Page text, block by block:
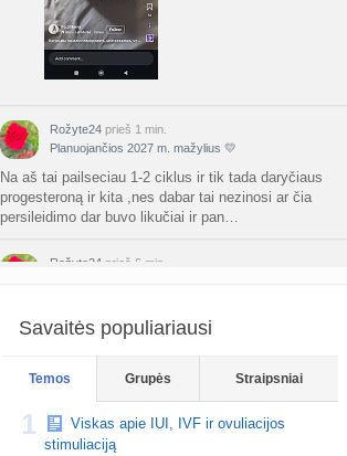
Rožyte24 prieš 1 min.
Planuojančios 2027 m. mažylius 💛
Na aš tai pailseciau 1-2 ciklus ir tik tada daryčiaus
progesteroną ir kita ,nes dabar tai nezinosi ar čia
persileidimo dar buvo likučiai ir pan…
Rožyte24 prieš 6 min.
prieš 47 min.
Mažas AMH/ kiaušidžių rezervas
Gal kartais pas Kazanaviciu buvot ir butu siules
Thybon?
Savaitės populiariausi
Temos Grupės Straipsniai
1
Viskas apie IUI, IVF ir ovuliacijos
stimuliaciją